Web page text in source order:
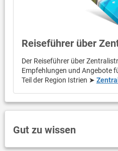
Reiseführer über
Der Reiseführer über
Empfehlungen und Angebote
Teil der Region Istrien ➤
Gut zu wissen